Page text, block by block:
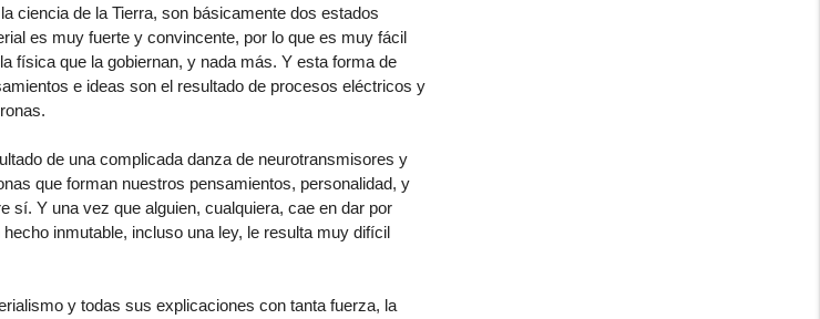
ciencia de la Tierra, son básicamente dos estados
es muy fuerte y convincente, por lo que es muy fácil
física que la gobiernan, y nada más. Y esta forma de
e ideas son el resultado de procesos eléctricos y
de una complicada danza de neurotransmisores y
que forman nuestros pensamientos, personalidad, y
sí. Y una vez que alguien, cualquiera, cae en dar por
inmutable, incluso una ley, le resulta muy difícil
y todas sus explicaciones con tanta fuerza, la